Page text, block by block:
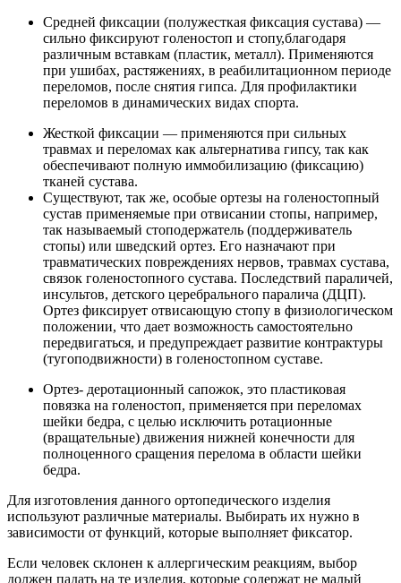
Средней фиксации (полужесткая фиксация сустава) —
сильно фиксируют голеностоп и стопу,благодаря
различным вставкам (пластик, металл). Применяются
при ушибах, растяжениях, в реабилитационном периоде
переломов, после снятия гипса. Для профилактики
переломов в динамических видах спорта.
Жесткой фиксации — применяются при сильных
травмах и переломах как альтернатива гипсу, так как
обеспечивают полную иммобилизацию (фиксацию)
тканей сустава.
Существуют, так же, особые ортезы на голеностопный
сустав применяемые при отвисании стопы, например,
так называемый стоподержатель (поддерживатель
стопы) или шведский ортез. Его назначают при
травматических повреждениях нервов, травмах сустава,
связок голеностопного сустава. Последствий параличей,
инсультов, детского церебрального паралича (ДЦП).
Ортез фиксирует отвисающую стопу в физиологическом
положении, что дает возможность самостоятельно
передвигаться, и предупреждает развитие контрактуры
(тугоподвижности) в голеностопном суставе.
Ортез- деротационный сапожок, это пластиковая
повязка на голеностоп, применяется при переломах
шейки бедра, с целью исключить ротационные
(вращательные) движения нижней конечности для
полноценного сращения перелома в области шейки
бедра.
Для изготовления данного ортопедического изделия
используют различные материалы. Выбирать их нужно в
зависимости от функций, которые выполняет фиксатор.
Если человек склонен к аллергическим реакциям, выбор
должен падать на те изделия, которые содержат не малый